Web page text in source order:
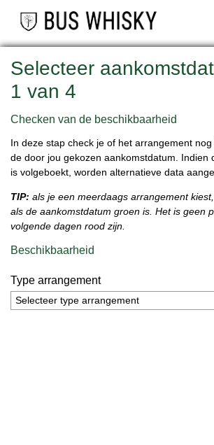
Selecteer
1 van 4
Checken van de beschikbaarheid
In deze stap check je of het arrangement
de door jou gekozen aankomstdatum. Indien
is volgeboekt, worden alternatieve data
TIP: als je een meerdaags arrangement
als de aankomstdatum groen is. Het is geen
volgende dagen rood zijn.
Beschikbaarheid
Type arrangement